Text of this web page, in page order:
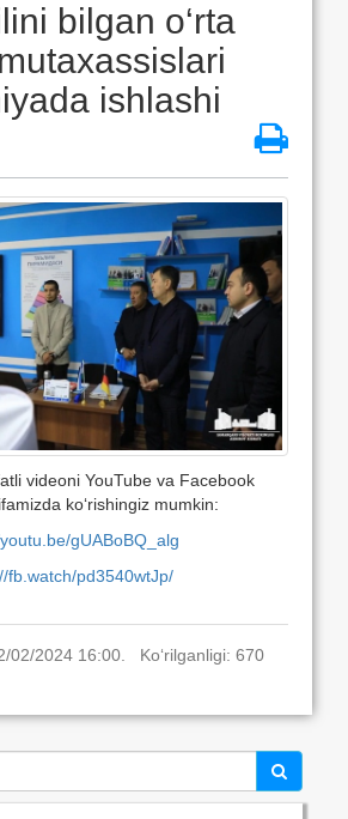
bilgan o‘rta
ishlashi
videoni YouTube va Facebook
ko‘rishingiz mumkin:
gUABoBQ_alg
fb.watch/pd3540wtJp/
02/2024 16:00. Ko‘rilganligi: 670